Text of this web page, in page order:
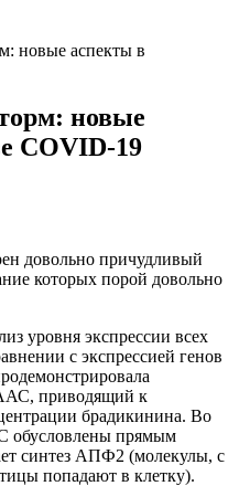
новые аспекты в
новые
COVID-19
довольно причудливый
которых порой довольно
уровня экспрессии всех
с экспрессией генов
приводящий к
брадикинина. Во
обусловлены прямым
синтез АПФ2 (молекулы, с
попадают в клетку).